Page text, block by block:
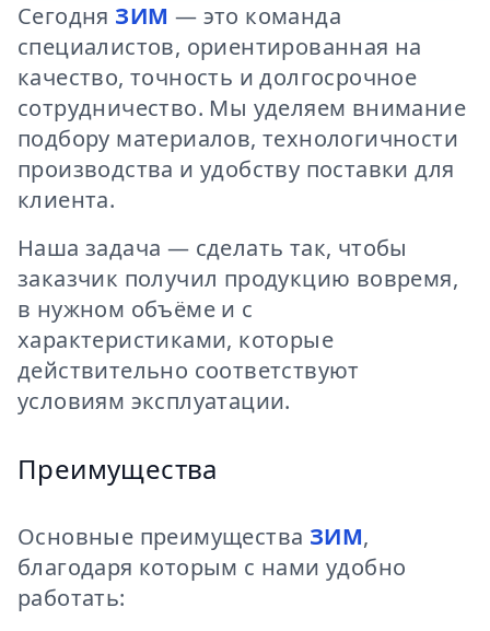
Сегодня ЗИМ — это команда
специалистов, ориентированная на
качество, точность и долгосрочное
сотрудничество. Мы уделяем внимание
подбору материалов, технологичности
производства и удобству поставки для
клиента.
Наша задача — сделать так, чтобы
заказчик получил продукцию вовремя,
в нужном объёме и с
характеристиками, которые
действительно соответствуют
условиям эксплуатации.
Преимущества
Основные преимущества ЗИМ,
благодаря которым с нами удобно
работать: